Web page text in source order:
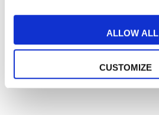
ALLOW ALL
CUSTOMIZE
RICHIEDI INFORMAZIONI